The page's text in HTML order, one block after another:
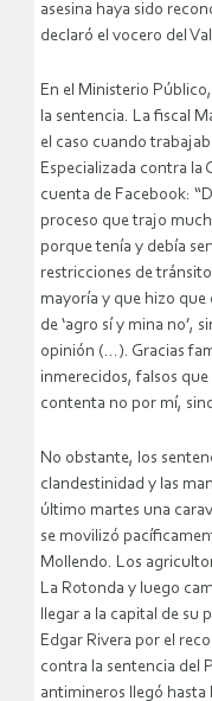
asesina haya sido
declaró el vocero del
En el Ministerio
la sentencia. La fiscal
el caso cuando
Especializada contra la
cuenta de Facebook:
proceso que trajo
porque tenía y debía
restricciones de
mayoría y que hizo
de ‘agro sí y mina no’,
opinión (…). Gracias
inmerecidos, falsos
contenta no por mí,
No obstante, los
clandestinidad y las
último martes una
se movilizó
Mollendo. Los
La Rotonda y luego
llegar a la capital de su
Edgar Rivera por el
contra la sentencia del
antimineros llegó hasta